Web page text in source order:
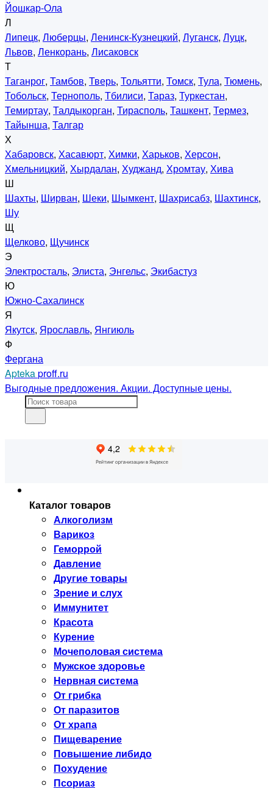
Йошкар-Ола
Л
Липецк, Люберцы, Ленинск-Кузнецкий, Луганск, Луцк,
Львов, Ленкорань, Лисаковск
Т
Таганрог, Тамбов, Тверь, Тольятти, Томск, Тула, Тюмень,
Тобольск, Тернополь, Тбилиси, Тараз, Туркестан,
Темиртау, Талдыкорган, Тирасполь, Ташкент, Термез,
Тайынша, Талгар
Х
Хабаровск, Хасавюрт, Химки, Харьков, Херсон,
Хмельницкий, Хырдалан, Худжанд, Хромтау, Хива
Ш
Шахты, Ширван, Шеки, Шымкент, Шахрисабз, Шахтинск,
Шу
Щ
Щелково, Щучинск
Э
Электросталь, Элиста, Энгельс, Экибастуз
Ю
Южно-Сахалинск
Я
Якутск, Ярославль, Янгиюль
Ф
Фергана
Aptekaproff.ru
Выгодные предложения. Акции. Доступные цены.
Каталог товаров
Алкоголизм
Варикоз
Геморрой
Давление
Другие товары
Зрение и слух
Иммунитет
Красота
Курение
Мочеполовая система
Мужское здоровье
Нервная система
От грибка
От паразитов
От храпа
Пищеварение
Повышение либидо
Похудение
Псориаз